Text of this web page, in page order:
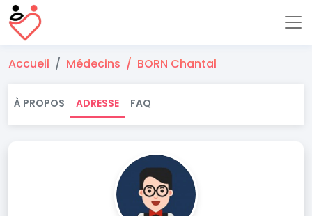
Accueil Médecins BORN Chantal
À PROPOS ADRESSE FAQ